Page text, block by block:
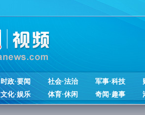
时政·要闻 社会·法治 军事·科技
文化·娱乐
体育·休闲 奇闻·趣事